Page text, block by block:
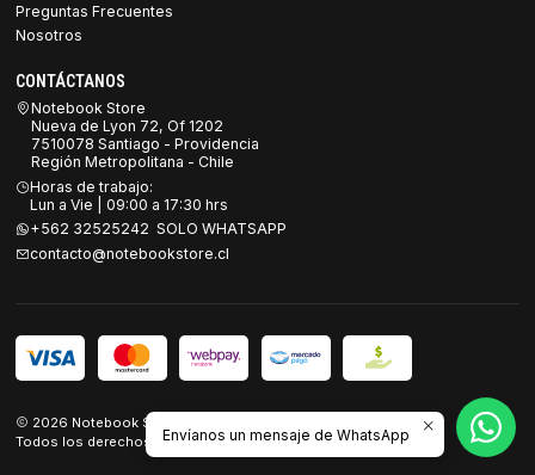
Preguntas Frecuentes
Nosotros
CONTÁCTANOS
Notebook Store
Nueva de Lyon 72, Of 1202
7510078 Santiago - Providencia
Región Metropolitana - Chile
Horas de trabajo:
Lun a Vie | 09:00 a 17:30 hrs
+562 32525242 SOLO WHATSAPP
contacto@notebookstore.cl
2026 Notebook Store.
Todos los derechos reservados.Desarrollado por Jumpseller
Envíanos un mensaje de WhatsApp